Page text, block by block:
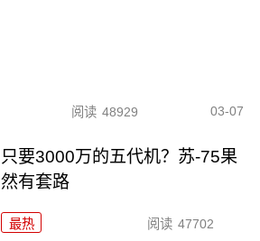
阅读 48929 03-07
只要3000万的五代机？苏-75果
然有套路
最热 阅读 47702